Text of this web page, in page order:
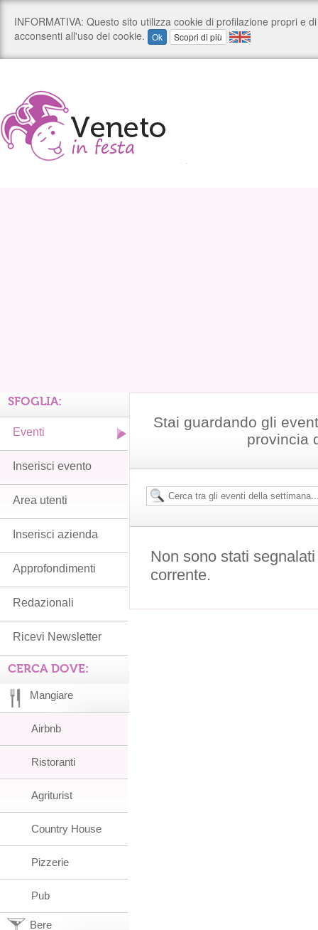
Stai guardando gli
provincia
Non sono stati
corrente.
SFOGLIA:
Eventi
Inserisci evento
Area utenti
Inserisci azienda
Approfondimenti
Redazionali
Ricevi Newsletter
CERCA DOVE:
Mangiare
Airbnb
Ristoranti
Agriturist
Country House
Pizzerie
Pub
Bere